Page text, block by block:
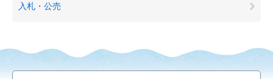
入札・公売